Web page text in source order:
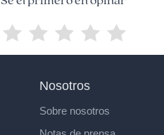
Nosotros
Sobre nosotros